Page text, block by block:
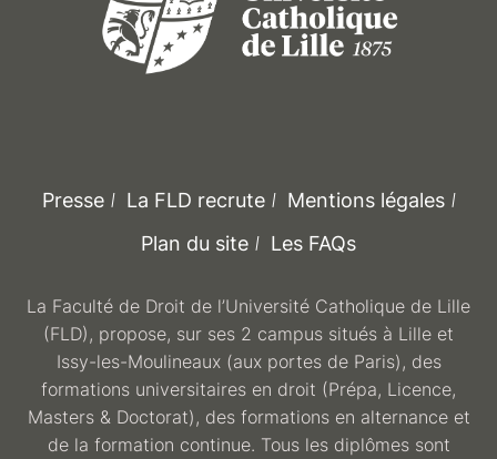
Presse La FLD recrute
Mentions légales
Plan du site
Les FAQs
La Faculté de Droit de l’Université Catholique de Lille
(FLD), propose, sur ses 2 campus situés à Lille et
Issy-les-Moulineaux (aux portes de Paris), des
formations universitaires en droit (Prépa, Licence,
Masters & Doctorat), des formations en alternance et
de la formation continue. Tous les diplômes sont